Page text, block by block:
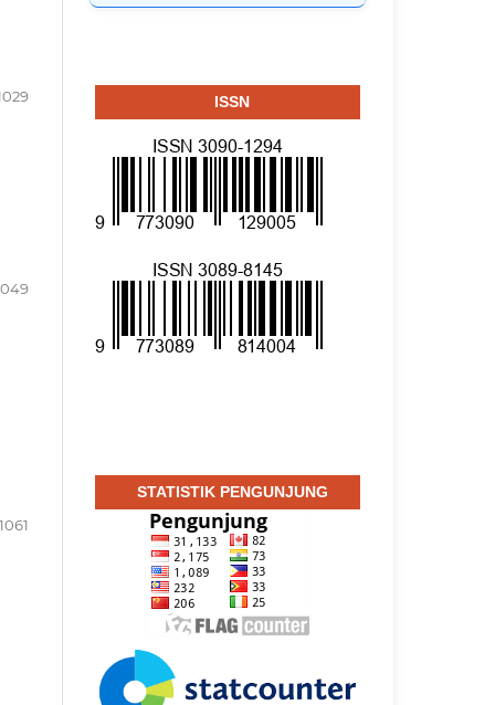
ISSN
STATISTIK PENGUNJUNG